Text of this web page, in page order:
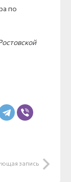
по
запись